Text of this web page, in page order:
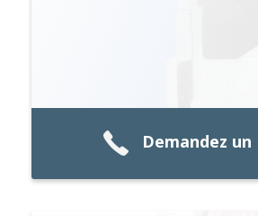
Demandez un